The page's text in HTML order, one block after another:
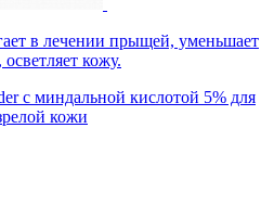
в лечении прыщей, уменьшает
кожу.
с миндальной кислотой 5% для
кожи